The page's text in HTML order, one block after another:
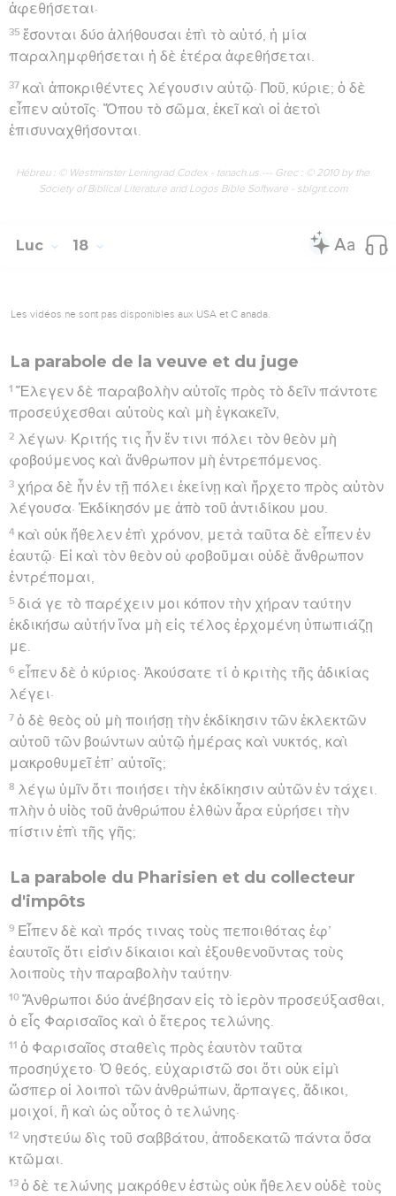
ἀφεθήσεται·
35 ἔσονται δύο ἀλήθουσαι ἐπὶ τὸ αὐτό, ἡ μία
παραλημφθήσεται ἡ δὲ ἑτέρα ἀφεθήσεται.
37 καὶ ἀποκριθέντες λέγουσιν αὐτῷ· Ποῦ, κύριε; ὁ δὲ
εἶπεν αὐτοῖς· Ὅπου τὸ σῶμα, ἐκεῖ καὶ οἱ ἀετοὶ
ἐπισυναχθήσονται.
Hébreu : © Westminster Leningrad Codex - tanach.us --- Grec : © 2010 by the
Society of Biblical Literature and Logos Bible Software - sblgnt.com
Luc 18
Les vidéos ne sont pas disponibles aux USA et C anada.
La parabole de la veuve et du juge
1 Ἔλεγεν δὲ παραβολὴν αὐτοῖς πρὸς τὸ δεῖν πάντοτε
προσεύχεσθαι αὐτοὺς καὶ μὴ ἐγκακεῖν,
2 λέγων· Κριτής τις ἦν ἔν τινι πόλει τὸν θεὸν μὴ
φοβούμενος καὶ ἄνθρωπον μὴ ἐντρεπόμενος.
3 χήρα δὲ ἦν ἐν τῇ πόλει ἐκείνῃ καὶ ἤρχετο πρὸς αὐτὸν
λέγουσα· Ἐκδίκησόν με ἀπὸ τοῦ ἀντιδίκου μου.
4 καὶ οὐκ ἤθελεν ἐπὶ χρόνον, μετὰ ταῦτα δὲ εἶπεν ἐν
ἑαυτῷ· Εἰ καὶ τὸν θεὸν οὐ φοβοῦμαι οὐδὲ ἄνθρωπον
ἐντρέπομαι,
5 διά γε τὸ παρέχειν μοι κόπον τὴν χήραν ταύτην
ἐκδικήσω αὐτήν ἵνα μὴ εἰς τέλος ἐρχομένη ὑπωπιάζῃ
με.
6 εἶπεν δὲ ὁ κύριος· Ἀκούσατε τί ὁ κριτὴς τῆς ἀδικίας
λέγει·
7 ὁ δὲ θεὸς οὐ μὴ ποιήσῃ τὴν ἐκδίκησιν τῶν ἐκλεκτῶν
αὐτοῦ τῶν βοώντων αὐτῷ ἡμέρας καὶ νυκτός, καὶ
μακροθυμεῖ ἐπ’ αὐτοῖς;
8 λέγω ὑμῖν ὅτι ποιήσει τὴν ἐκδίκησιν αὐτῶν ἐν τάχει.
πλὴν ὁ υἱὸς τοῦ ἀνθρώπου ἐλθὼν ἆρα εὑρήσει τὴν
πίστιν ἐπὶ τῆς γῆς;
La parabole du Pharisien et du collecteur
d'impôts
9 Εἶπεν δὲ καὶ πρός τινας τοὺς πεποιθότας ἐφ’
ἑαυτοῖς ὅτι εἰσὶν δίκαιοι καὶ ἐξουθενοῦντας τοὺς
λοιποὺς τὴν παραβολὴν ταύτην·
10 Ἄνθρωποι δύο ἀνέβησαν εἰς τὸ ἱερὸν προσεύξασθαι,
ὁ εἷς Φαρισαῖος καὶ ὁ ἕτερος τελώνης.
11 ὁ Φαρισαῖος σταθεὶς πρὸς ἑαυτὸν ταῦτα
προσηύχετο· Ὁ θεός, εὐχαριστῶ σοι ὅτι οὐκ εἰμὶ
ὥσπερ οἱ λοιποὶ τῶν ἀνθρώπων, ἅρπαγες, ἄδικοι,
μοιχοί, ἢ καὶ ὡς οὗτος ὁ τελώνης·
12 νηστεύω δὶς τοῦ σαββάτου, ἀποδεκατῶ πάντα ὅσα
κτῶμαι.
13 ὁ δὲ τελώνης μακρόθεν ἑστὼς οὐκ ἤθελεν οὐδὲ τοὺς